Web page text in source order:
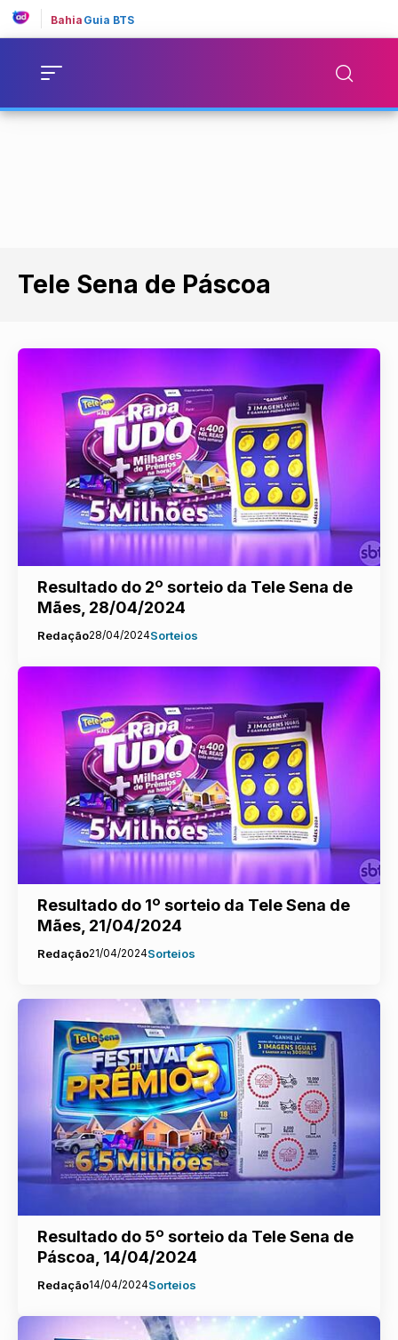
Bahia Guia BTS
Tele Sena de Páscoa
Resultado do 2º sorteio da Tele Sena de
Mães, 28/04/2024
Redação28/04/2024Sorteios
Resultado do 1º sorteio da Tele Sena de
Mães, 21/04/2024
Redação21/04/2024Sorteios
Resultado do 5º sorteio da Tele Sena de
Páscoa, 14/04/2024
Redação14/04/2024Sorteios